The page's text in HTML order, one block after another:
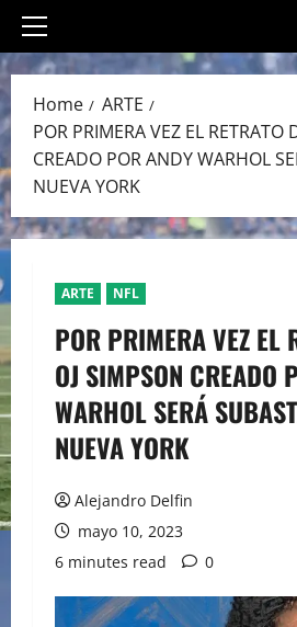
Primary
Menu
Home
ARTE
POR PRIMERA VEZ EL RETRATO
CREADO POR ANDY WARHOL
NUEVA YORK
ARTE NFL
POR PRIMERA VEZ EL
OJ SIMPSON CREADO
WARHOL SERÁ
NUEVA YORK
Alejandro Delfin
mayo 10, 2023
6 minutes read
0